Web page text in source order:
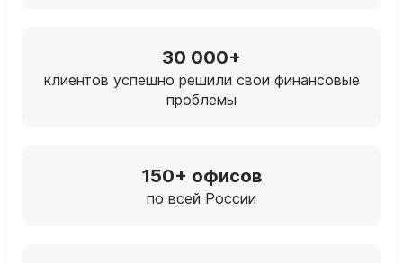
30 000+
клиентов успешно решили свои финансовые
проблемы
150+ офисов
по всей России